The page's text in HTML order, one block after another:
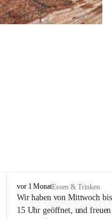
B
u
s
vor 1 MonatEssen & Trinken
Wir haben von Mittwoch
15 Uhr geöffnet, und